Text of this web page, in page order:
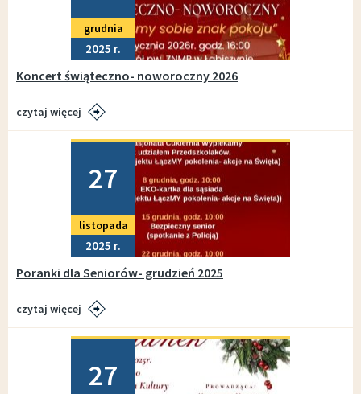
grudnia
2025
Koncert świąteczno- noworoczny 2026
czytaj więcej
27
listopada
2025
Poranki dla Seniorów- grudzień 2025
czytaj więcej
27